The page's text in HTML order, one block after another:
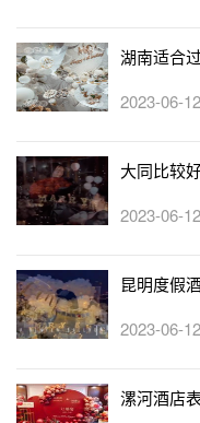
湖南适合
2023-06-
大同比较
2023-06-
昆明度假
2023-06-
漯河酒店